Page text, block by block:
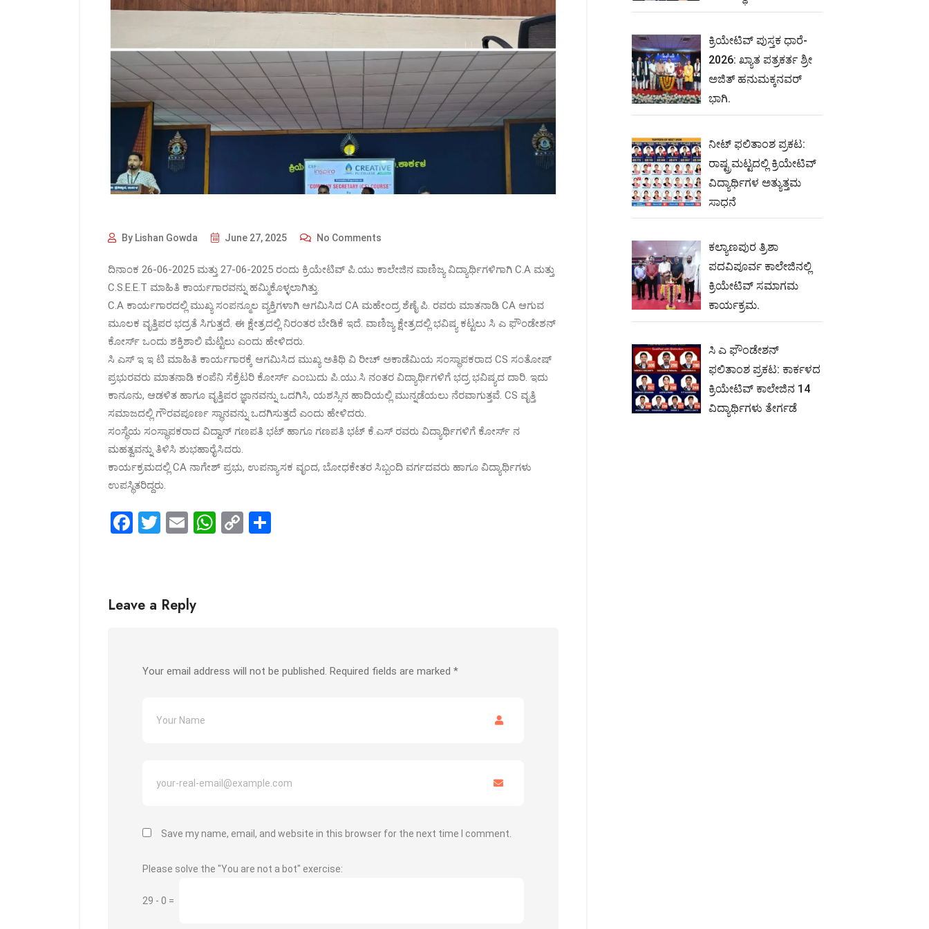
By Lishan Gowda June 27, 2025 No Comments
ದಿನಾಂಕ 26-06-2025 ಮತ್ತು 27-06-2025 ರಂದು ಕ್ರಿಯೇಟಿವ್ ಪಿ.ಯು ಕಾಲೇಜಿನ ವಾಣಿಜ್ಯ ವಿದ್ಯಾರ್ಥಿಗಳಿಗಾಗಿ C.A ಮತ್ತು
C.S.E.E.T ಮಾಹಿತಿ ಕಾರ್ಯಗಾರವನ್ನು ಹಮ್ಮಿಕೊಳ್ಳಲಾಗಿತ್ತು.
C.A ಕಾರ್ಯಗಾರದಲ್ಲಿ ಮುಖ್ಯ ಸಂಪನ್ಮೂಲ ವ್ಯಕ್ತಿಗಳಾಗಿ ಆಗಮಿಸಿದ CA ಮಹೇಂದ್ರ ಶೆಣೈ ಪಿ. ರವರು ಮಾತನಾಡಿ CA ಆಗುವ
ಮೂಲಕ ವೃತ್ತಿಪರ ಭದ್ರತೆ ಸಿಗುತ್ತದೆ. ಈ ಕ್ಷೇತ್ರದಲ್ಲಿ ನಿರಂತರ ಬೇಡಿಕೆ ಇದೆ. ವಾಣಿಜ್ಯ ಕ್ಷೇತ್ರದಲ್ಲಿ ಭವಿಷ್ಯ ಕಟ್ಟಲು ಸಿ ಎ ಫೌಂಡೇಶನ್
ಕೋರ್ಸ್ ಒಂದು ಶಕ್ತಿಶಾಲಿ ಮೆಟ್ಟಿಲು ಎಂದು ಹೇಳಿದರು.
ಸಿ ಎಸ್ ಇ ಇ ಟಿ ಮಾಹಿತಿ ಕಾರ್ಯಗಾರಕ್ಕೆ ಆಗಮಿಸಿದ ಮುಖ್ಯ ಅತಿಥಿ ವಿ ರೀಚ್ ಅಕಾಡೆಮಿಯ ಸಂಸ್ಥಾಪಕರಾದ CS ಸಂತೋಷ್
ಪ್ರಭುರವರು ಮಾತನಾಡಿ ಕಂಪೆನಿ ಸೆಕ್ರೆಟರಿ ಕೋರ್ಸ್ ಎಂಬುದು ಪಿ.ಯು.ಸಿ ನಂತರ ವಿದ್ಯಾರ್ಥಿಗಳಿಗೆ ಭದ್ರ ಭವಿಷ್ಯದ ದಾರಿ. ಇದು
ಕಾನೂನು, ಆಡಳಿತ ಹಾಗೂ ವೃತ್ತಿಪರ ಜ್ಞಾನವನ್ನು ಒದಗಿಸಿ, ಯಶಸ್ಸಿನ ಹಾದಿಯಲ್ಲಿ ಮುನ್ನಡೆಯಲು ನೆರವಾಗುತ್ತವೆ. CS ವೃತ್ತಿ
ಸಮಾಜದಲ್ಲಿ ಗೌರವಪೂರ್ಣ ಸ್ಥಾನವನ್ನು ಒದಗಿಸುತ್ತದೆ ಎಂದು ಹೇಳಿದರು.
ಸಂಸ್ಥೆಯ ಸಂಸ್ಥಾಪಕರಾದ ವಿದ್ವಾನ್ ಗಣಪತಿ ಭಟ್ ಹಾಗೂ ಗಣಪತಿ ಭಟ್ ಕೆ.ಎಸ್ ರವರು ವಿದ್ಯಾರ್ಥಿಗಳಿಗೆ ಕೋರ್ಸ್ ನ
ಮಹತ್ವವನ್ನು ತಿಳಿಸಿ ಶುಭಹಾರೈಸಿದರು.
ಕಾರ್ಯಕ್ರಮದಲ್ಲಿ CA ನಾಗೇಶ್ ಪ್ರಭು, ಉಪನ್ಯಾಸಕ ವೃಂದ, ಬೋಧಕೇತರ ಸಿಬ್ಬಂದಿ ವರ್ಗದವರು ಹಾಗೂ ವಿದ್ಯಾರ್ಥಿಗಳು
ಉಪಸ್ಥಿತರಿದ್ದರು.
F
o
T
E
W C
Leave a Reply
Your email address will not be published. Required fields are marked *
Save my name, email, and website in this browser for the next time I comment.
Please solve the "You are not a bot" exercise:
29 - 0 =
ಕ್ರಿಯೇಟಿವ್ ಪುಸ್ತಕ ಧಾರೆ-
2026: ಖ್ಯಾತ ಪತ್ರಕರ್ತ ಶ್ರೀ
ಅಜಿತ್ ಹನುಮಕ್ಕನವರ್
ಭಾಗಿ.
ನೀಟ್‌ ಫಲಿತಾಂಶ ಪ್ರಕಟ:
ರಾಷ್ಟ್ರಮಟ್ಟದಲ್ಲಿ ಕ್ರಿಯೇಟಿವ್‌
ವಿದ್ಯಾರ್ಥಿಗಳ ಅತ್ಯುತ್ತಮ
ಸಾಧನೆ
ಕಲ್ಯಾಣಪುರ ತ್ರಿಶಾ
ಪದವಿಪೂರ್ವ ಕಾಲೇಜಿನಲ್ಲಿ
ಕ್ರಿಯೇಟಿವ್ ಸಮಾಗಮ
ಕಾರ್ಯಕ್ರಮ.
ಸಿ ಎ ಫೌಂಡೇಶನ್
ಫಲಿತಾಂಶ ಪ್ರಕಟ: ಕಾರ್ಕಳದ
ಕ್ರಿಯೇಟಿವ್ ಕಾಲೇಜಿನ 14
ವಿದ್ಯಾರ್ಥಿಗಳು ತೇರ್ಗಡೆ